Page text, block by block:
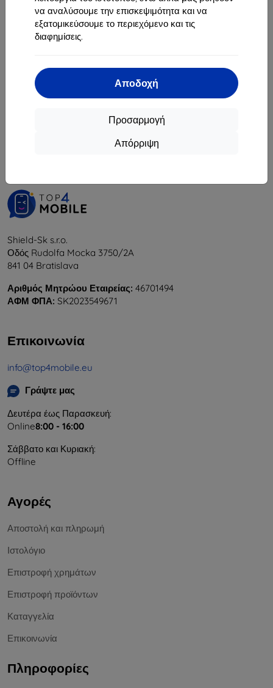
να αναλύσουμε την επισκεψιμότητα και να
εξατομικεύσουμε το περιεχόμενο και τις
διαφημίσεις.
Αποδοχή
Προσαρμογή
Απόρριψη
Διαθέσιμο > 5 τεμ
Shield-Sk s.r.o.
Οδός Rudolfa Mocka 3750/2A
841 04 Bratislava
Αριθμός Μητρώου Εταιρείας: 46701494
ΑΦΜ ΦΠΑ: SK2023549671
Επικοινωνία
info@top4mobile.eu
Γράψτε μας
Δευτέρα έως Παρασκευή:
Online8:00 - 16:00
Σάββατο και Κυριακή:
Offline
Αγορές
Αποστολή και πληρωμή
Ιστολόγιο
Επιστροφή χρημάτων
Επιστροφή προϊόντων
Καταγγελία
Επικοινωνία
Πληροφορίες